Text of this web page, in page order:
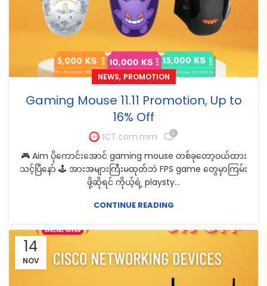
NEWS, PROMOTION
Gaming Mouse 11.11 Promotion, Up to
16% Off
ICT.com.mm 0
🎮 Aim ပိုကောင်းအောင် gaming mouse တစ်ခုတော့ဝယ်ထား
သင့်ပြီနော် 🕹️ အားအများကြီးမထုတ်ဘဲ FPS game တွေမှာကြမ်း
ဖို့ဆိုရင် ကိုယ့်ရဲ့ playsty...
CONTINUE READING
14
NOV